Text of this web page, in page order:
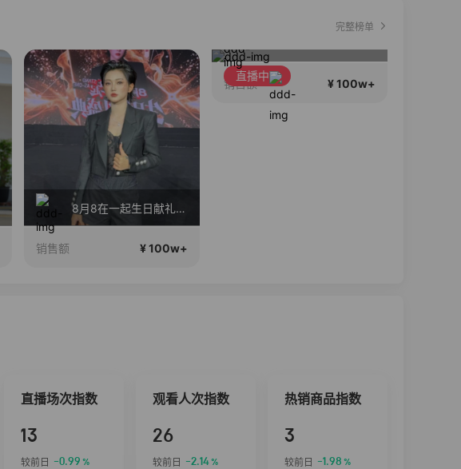
完整榜单
8月8在一起生日献礼盛典
销售额 ¥ 100w+
直播中
销售额 ¥ 100w+
直播场次指数
13
较前日 -0.99 %
观看人次指数
26
较前日 -2.14%
热销商品指数
3
较前日 -1.98 %